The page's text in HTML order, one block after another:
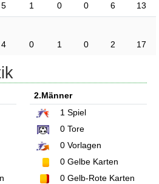
5 1 0 0 6 13
4 0 1 0 2 17
2.Männer
1Spiel
0Tore
0Vorlagen
0Gelbe Karten
0Gelb-Rote Karten